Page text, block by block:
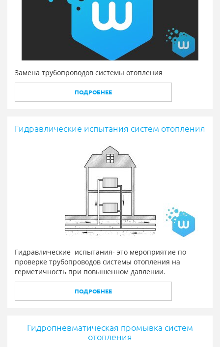
Замена трубопроводов системы отопления
ПОДРОБНЕЕ
Гидравлические испытания систем отопления
Гидравлические испытания- это мероприятие по
проверке трубопроводов системы отопления на
герметичность при повышенном давлении.
ПОДРОБНЕЕ
Гидропневматическая промывка систем
отопления